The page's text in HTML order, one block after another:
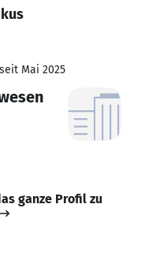
Mai 2025
ganze Profil zu